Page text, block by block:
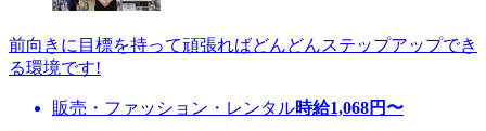
前向きに目標を持って頑張ればどんどんステップアップでき
る環境です!
販売・ファッション・レンタル時給1,068円〜